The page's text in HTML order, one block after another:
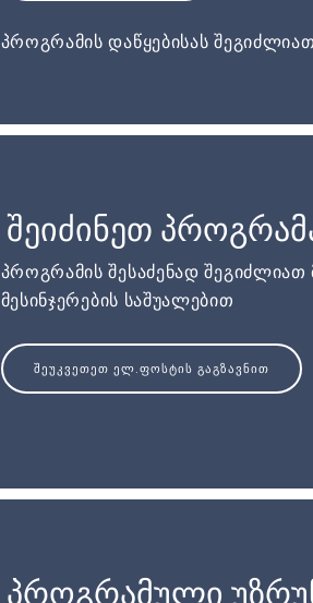
პროგრამის დაწყებისას
შეიძინეთ
პროგრამის შესაძენად
მესინჯერების საშუალებით
ᲨᲔᲣᲙᲕᲔᲗᲔᲗ ᲔᲚ.ᲤᲝᲡᲢᲘᲡ ᲒᲐᲒᲖᲐᲕᲜᲘᲗ
პროგრამული